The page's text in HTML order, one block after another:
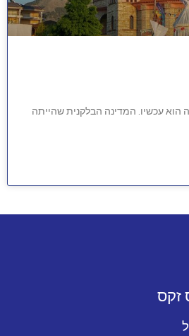
הוא עכשיו. המדינה הבלקנית שהייתה
זקס